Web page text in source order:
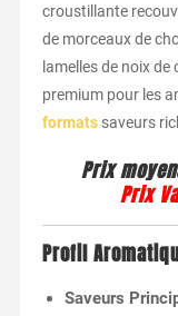
croustillante
de morceaux de
lamelles de noix
premium pour les
formatssaveurs
Prix
Prix
Profil
Saveurs